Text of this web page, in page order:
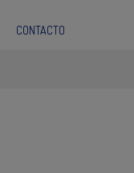
CONTACTO